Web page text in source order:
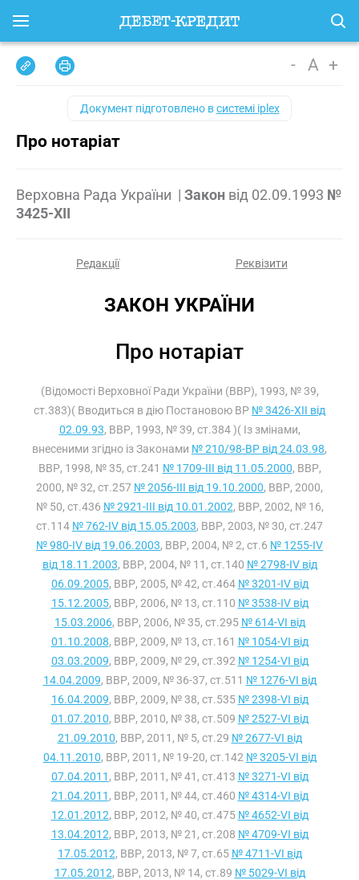
- A +
Документ підготовлено всистемі iplex
Про нотаріат
Верховна Рада України | Закон від 02.09.1993 №
3425-XII
Редакції Реквізити
ЗАКОН УКРАЇНИ
Про нотаріат
(Відомості Верховної Ради України (ВВР), 1993, № 39,
ст.383)( Вводиться в дію Постановою ВР № 3426-XII від
02.09.93, ВВР, 1993, № 39, ст.384 )( Із змінами,
внесеними згідно із Законами № 210/98-ВР від 24.03.98,
ВВР, 1998, № 35, ст.241 № 1709-III від 11.05.2000, ВВР,
2000, № 32, ст.257 № 2056-III від 19.10.2000, ВВР, 2000,
№ 50, ст.436 № 2921-III від 10.01.2002, ВВР, 2002, № 16,
ст.114 № 762-IV від 15.05.2003, ВВР, 2003, № 30, ст.247
№ 980-IV від 19.06.2003, ВВР, 2004, № 2, ст.6 № 1255-IV
від 18.11.2003, ВВР, 2004, № 11, ст.140 № 2798-IV від
06.09.2005, ВВР, 2005, № 42, ст.464 № 3201-IV від
15.12.2005, ВВР, 2006, № 13, ст.110 № 3538-IV від
15.03.2006, ВВР, 2006, № 35, ст.295 № 614-VI від
01.10.2008, ВВР, 2009, № 13, ст.161 № 1054-VI від
03.03.2009, ВВР, 2009, № 29, ст.392 № 1254-VI від
14.04.2009, ВВР, 2009, № 36-37, ст.511 № 1276-VI від
16.04.2009, ВВР, 2009, № 38, ст.535 № 2398-VI від
01.07.2010, ВВР, 2010, № 38, ст.509 № 2527-VI від
21.09.2010, ВВР, 2011, № 5, ст.29 № 2677-VI від
04.11.2010, ВВР, 2011, № 19-20, ст.142 № 3205-VI від
07.04.2011 , ВВР, 2011, № 41, ст.413 № 3271-VI від
21.04.2011 , ВВР, 2011, № 44, ст.460 № 4314-VI від
12.01.2012, ВВР, 2012, № 40, ст.475 № 4652-VI від
13.04.2012, ВВР, 2013, № 21, ст.208 № 4709-VI від
17.05.2012, ВВР, 2013, № 7, ст.65 № 4711-VI від
17.05.2012, ВВР, 2013, № 14, ст.89 № 5029-VI від